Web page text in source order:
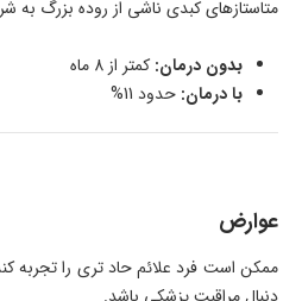
متاستازهای کبدی ناشی از روده بزرگ به
بدون درمان: کمتر از 8 ماه
با درمان: حدود 11%
عوارض
ممکن است فرد علائم حاد تری را تجربه